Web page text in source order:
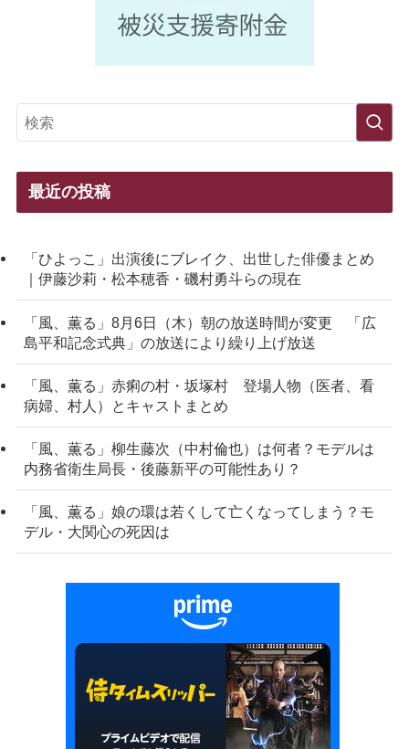
最近の投稿
「ひよっこ」出演後にブレイク、出世した俳優まとめ
｜伊藤沙莉・松本穂香・磯村勇斗らの現在
「風、薫る」8月6日（木）朝の放送時間が変更 「広
島平和記念式典」の放送により繰り上げ放送
「風、薫る」赤痢の村・坂塚村 登場人物（医者、看
病婦、村人）とキャストまとめ
「風、薫る」柳生藤次（中村倫也）は何者？モデルは
内務省衛生局長・後藤新平の可能性あり？
「風、薫る」娘の環は若くして亡くなってしまう？モ
デル・大関心の死因は